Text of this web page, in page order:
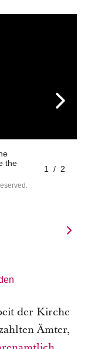
the
1 / 2
der Kirche
Ämter,